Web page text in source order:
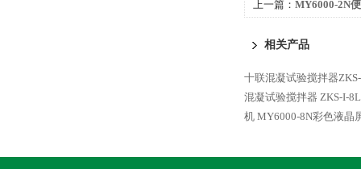
上一篇： MY6000-2N
相关产品
十联混凝试验搅拌器
混凝试验搅拌器 ZKS-I-
机 MY6000-8N彩色液晶